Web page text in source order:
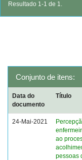
Resultado 1-1 de 1.
Conjunto de itens:
Data do
documento
Título
24-Mai-2021
ao
pessoas